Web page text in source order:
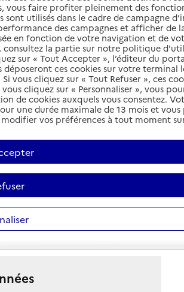
vous faire profiter pleinement des
sont utilisés dans le cadre de campagne
des campagnes et afficher de
en fonction de votre navigation et de
consultez la partie sur notre politique
sur « Tout Accepter », l’éditeur du
déposeront ces cookies sur votre terminal
vous cliquez sur « Tout Refuser », ces
vous cliquez sur « Personnaliser », vous
de cookies auxquels vous consentez.
une durée maximale de 13 mois et
vos préférences à tout moment